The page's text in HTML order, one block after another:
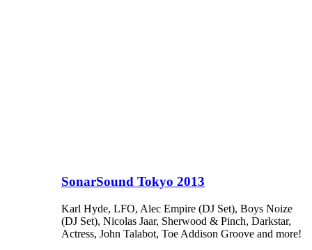
SonarSound Tokyo 2013
Karl Hyde, LFO, Alec Empire (DJ Set), Boys Noize
(DJ Set), Nicolas Jaar, Sherwood & Pinch, Darkstar,
Actress, John Talabot, Toe Addison Groove and more!